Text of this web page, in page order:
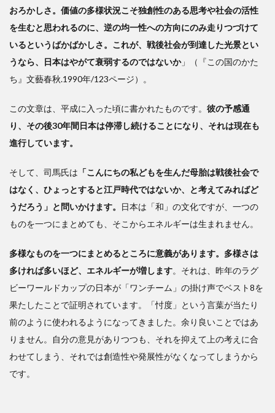
おろかしさ。価値の多様状況こそ独創性のある思考や社会の活性
を生むと思われるのに、逆の均一性への方向にのみ走りつづけて
いるというばかばかしさ。これが、戦後社会が到達した光景とい
うなら、日本はやがて衰弱するのではないか」（『この国のかた
ち』文藝春秋.1990年/123ページ）。
この文章は、平成に入った頃に書かれたものです。 彼の予感通
り、その後30年間日本は停滞し続けることになり、それは現在も
進行しています。
そして、司馬氏は 「こんにちの私どもを生んだ母胎は戦後社会で
はなく、ひょっとすると江戸時代ではないか、と考えてみればど
うだろう」と問いかけます。
日本は「和」の文化ですが、一つの
ものを一つにまとめても、そこからエネルギーは生まれません。
多様なものを一つにまとめるところに意義があります。多様さは
多ければ多いほど、エネルギーが増します。それは、昨年のラグ
ビーワールドカップの日本が「ワンチーム」の掛け声でベスト8を
果たしたことで証明されています。「忖度」という言葉が当たり
前のように使われるようになってきました。余り良いことではあ
りません。自分の意見がありつつも、それを抑えて上の考えに合
わせてしまう、それでは創造性や発展性がなくなってしまうから
です。